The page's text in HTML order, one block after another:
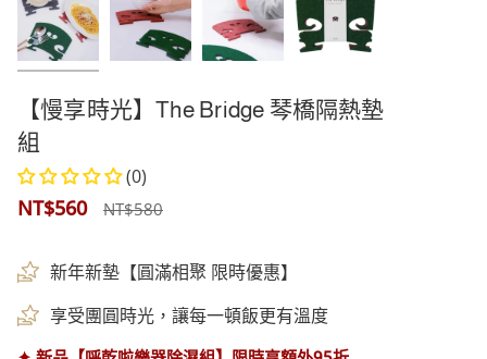
【慢享時光】The Bridge 琴橋隔熱墊
組
(0)
NT$560
正
價
格
NT$580
新年新墊【圓滿相聚 限時優惠】
享受團圓時光，讓每一頓飯更有溫度